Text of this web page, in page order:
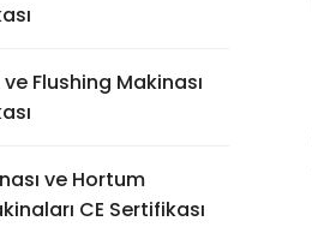
Flushing Makinası
ve Hortum
CE Sertifikası